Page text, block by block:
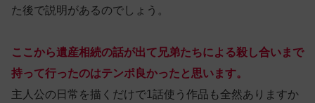
た後で説明があるのでしょう。
ここから遺産相続の話が出て兄弟たちによる殺し合いまで
持って行ったのはテンポ良かったと思います。
主人公の日常を描くだけで1話使う作品も全然ありますか